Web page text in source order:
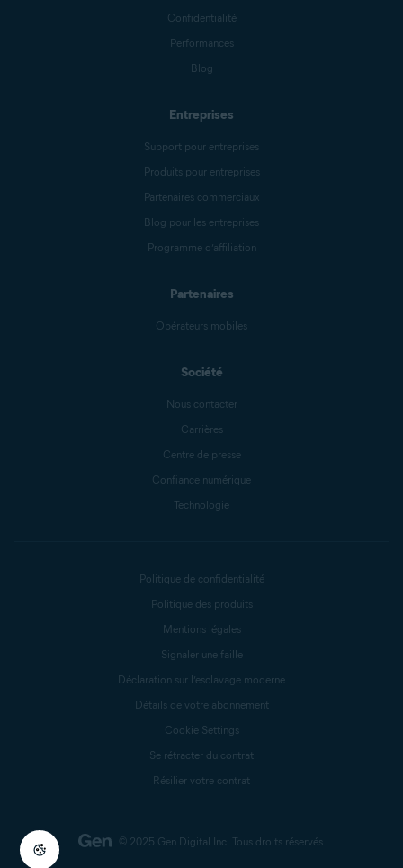
Confidentialité
Performances
Blog
Entreprises
Support pour entreprises
Produits pour entreprises
Partenaires commerciaux
Blog pour les entreprises
Programme d’affiliation
Partenaires
Opérateurs mobiles
Société
Nous contacter
Carrières
Centre de presse
Confiance numérique
Technologie
© 2025 Gen Digital Inc. Tous droits réservés.
Politique de confidentialité
Politique des produits
Mentions légales
Signaler une faille
Déclaration sur l’esclavage moderne
Détails de votre abonnement
Cookie Settings
Se rétracter du contrat
Résilier votre contrat